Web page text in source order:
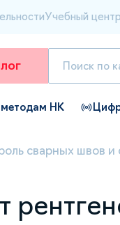
Учебный
НК
сварных швов и